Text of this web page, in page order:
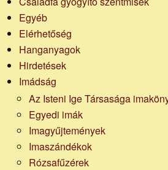
Egyéb
Elérhetőség
Hanganyagok
Hirdetések
Imádság
Az Isteni Ige Társasága
Egyedi imák
Imagyűjtemények
Imaszándékok
Rózsafűzérek